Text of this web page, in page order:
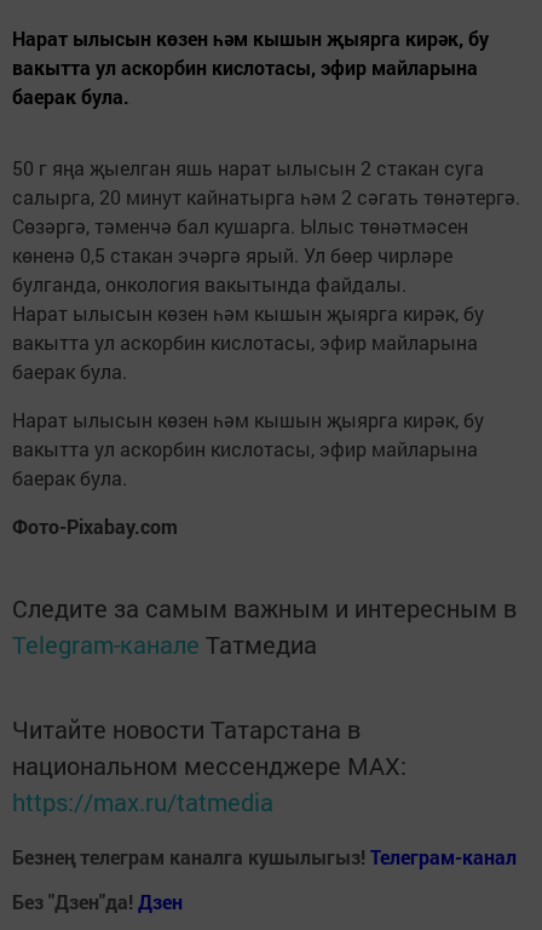
Нарат ылысын көзен һәм кышын җыярга кирәк, бу
вакытта ул аскорбин кислотасы, эфир майларына
баерак була.
50 г яңа җыелган яшь нарат ылысын 2 стакан суга
салырга, 20 минут кайнатырга һәм 2 сәгать төнәтергә.
Сөзәргә, тәменчә бал кушарга. Ылыс төнәтмәсен
көненә 0,5 стакан эчәргә ярый. Ул бөер чирләре
булганда, онкология вакытында файдалы.
Нарат ылысын көзен һәм кышын җыярга кирәк, бу
вакытта ул аскорбин кислотасы, эфир майларына
баерак була.
Нарат ылысын көзен һәм кышын җыярга кирәк, бу
вакытта ул аскорбин кислотасы, эфир майларына
баерак була.
Фото-Pixabay.com
Следите за самым важным и интересным в
Telegram-канале Татмедиа
Читайте новости Татарстана в
национальном мессенджере MАХ:
https://max.ru/tatmedia
Безнең телеграм каналга кушылыгыз! Телеграм-канал
Без "Дзен"да! Дзен